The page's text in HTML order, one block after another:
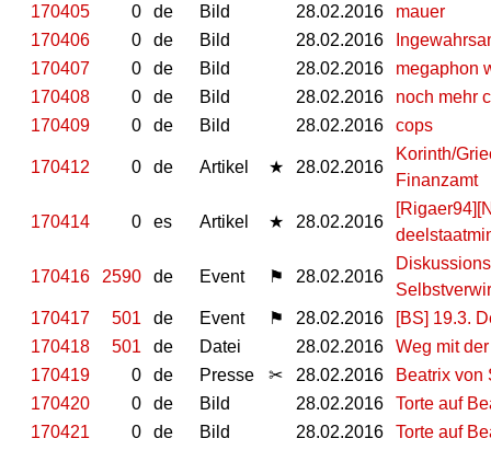
170405
0 de Bild 28.02.2016
mauer
170406
0 de Bild 28.02.2016
170407
0 de Bild 28.02.2016
megaphon
170408
0 de Bild 28.02.2016
noch mehr
170409
0 de Bild 28.02.2016 cops
170412 0 de Artikel ★ 28.02.2016
Korinth/
Finanzamt
170414 0 es Artikel ★ 28.02.2016
170416 2590 de Event ⚑ 28.02.2016
170417
501 de Event ⚑ 28.02.2016
[BS] 19.3.
170418
501 de Datei 28.02.2016
Weg mit
170419
0 de Presse ✂ 28.02.2016
Beatrix von
170420
0 de Bild 28.02.2016
Torte auf
170421
0 de Bild 28.02.2016
Torte auf